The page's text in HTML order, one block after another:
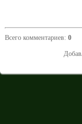
Всего комментариев: 0